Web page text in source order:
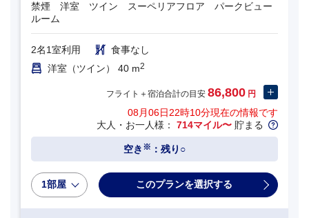
禁煙 洋室 ツイン スーペリアフロア パークビュー
ルーム
2名1室利用
食事なし
洋室（ツイン） 40 m2
フライト＋宿泊合計の目安 86,800 円
08月06日22時10分現在の情報です
大人・お一人様： 714マイル〜 貯まる
空き ※ ：残り○
1部屋